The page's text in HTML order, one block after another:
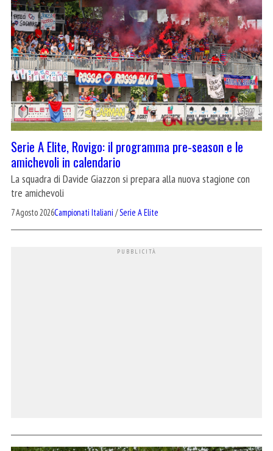
Serie A Elite, Rovigo: il programma pre-season e le
amichevoli in calendario
La squadra di Davide Giazzon si prepara alla nuova stagione con
tre amichevoli
7 Agosto 2026Campionati Italiani /Serie A Elite